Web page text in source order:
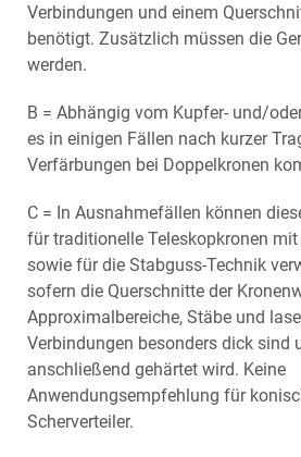
Verbindungen und einem
benötigt. Zusätzlich müssen die
werden.
B = Abhängig vom Kupfer- und/
es in einigen Fällen nach kurzer
Verfärbungen bei Doppelkronen
C = In Ausnahmefällen können
für traditionelle Teleskopkronen
sowie für die Stabguss-Technik
sofern die Querschnitte der
Approximalbereiche, Stäbe und
Verbindungen besonders dick sind
anschließend gehärtet wird. Keine
Anwendungsempfehlung für
Scherverteiler.